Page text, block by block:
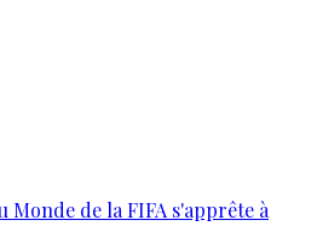
Monde de la FIFA s'apprête à